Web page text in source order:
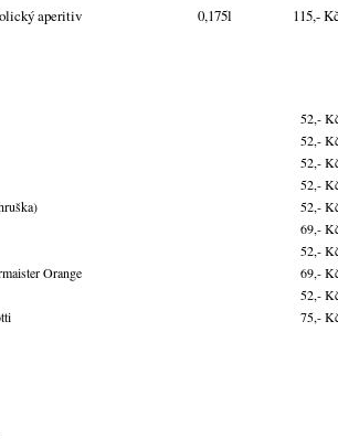
aperitiv
0,175l
115,-
52,-
52,-
52,-
52,-
52,-
69,-
52,-
Orange
69,-
52,-
75,-